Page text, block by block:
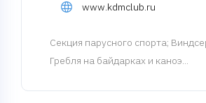
www.kdmclub.ru
Cекция парусного спорта;
Гребля на байдарках и каноэ...